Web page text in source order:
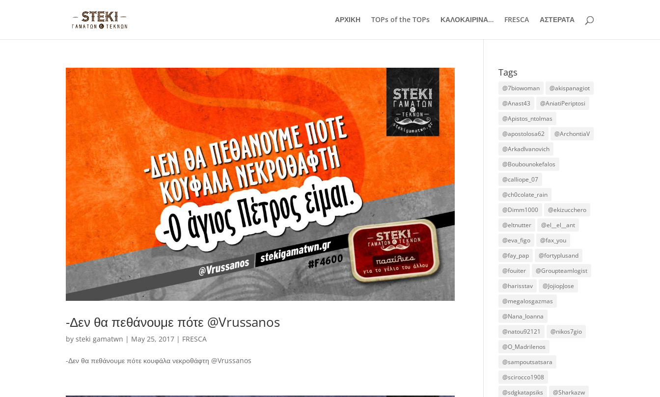
ΑΡΧΙΚΗ TOPs of the TOPs ΚΑΛΟΚΑΙΡΙΝΑ… FRESCA ΑΣΤΕΡΑΤΑ
-Δεν θα πεθάνουμε πότε @Vrussanos
bysteki gamatwn | May 25, 2017 | FRESCA
-Δεν θα πεθάνουμε πότε κουφάλα νεκροθάφτη @Vrussanos
Tags
@7biowoman
@akispanagiot
@Anast43
@AniatiPeriptosi
@Apistos_ntolmas
@apostolosa62
@ArchontiaV
@ArkadIvanovich
@Boubounokefalos
@calliope_07
@ch0colate_rain
@Dimm1000
@ekizucchero
@eltnutter
@el__el__ant
@eva_figo
@fax_you
@fay_pap
@fortyplusand
@fouiter
@Groupteamlogist
@harisstav
@JojiopJose
@megalosgazmas
@Nana_Ioanna
@natou92121
@nikos7gio
@O_Madrilenos
@sampoutsatsara
@scirocco1908
@sdgkatapsiks
@Sharkazw